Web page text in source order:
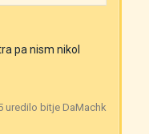
pa nism nikol
uredilo bitje DaMachk